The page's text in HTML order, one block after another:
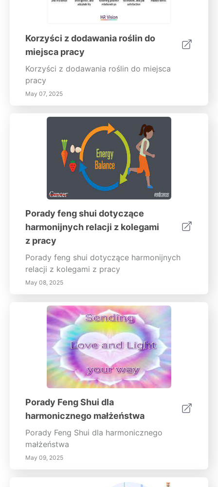
Korzyści z dodawania roślin do
miejsca pracy
Korzyści z dodawania roślin do miejsca
pracy
May 07, 2025
Porady feng shui dotyczące
harmonijnych relacji z kolegami
z pracy
Porady feng shui dotyczące harmonijnych
relacji z kolegami z pracy
May 08, 2025
Porady Feng Shui dla
harmonicznego małżeństwa
Porady Feng Shui dla harmonicznego
małżeństwa
May 09, 2025